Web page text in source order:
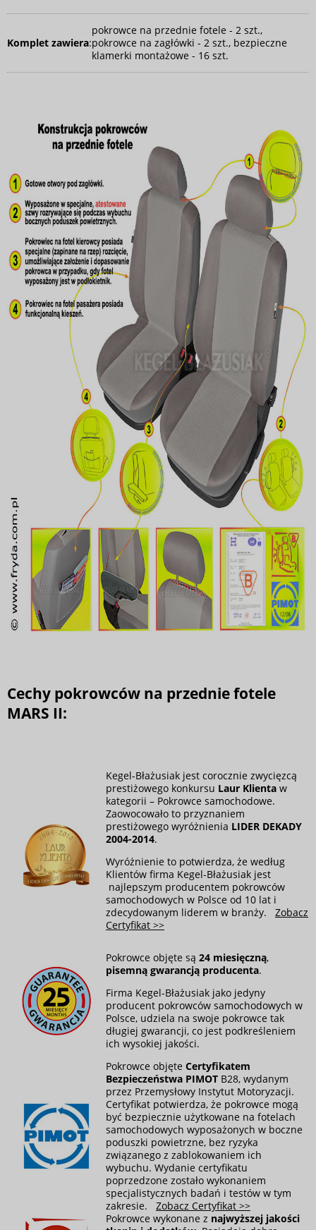
Komplet zawiera:
pokrowce na przednie fotele - 2 szt.,
pokrowce na zagłówki - 2 szt., bezpieczne
klamerki montażowe - 16 szt.
Cechy pokrowców na przednie fotele
MARS II:
Kegel-Błażusiak jest corocznie zwycięzcą
prestiżowego konkursu Laur Klienta w
kategorii – Pokrowce samochodowe.
Zaowocowało to przyznaniem
prestiżowego wyróżnienia LIDER DEKADY
2004-2014.
Wyróżnienie to potwierdza, że według
Klientów firma Kegel-Błażusiak jest
najlepszym producentem pokrowców
samochodowych w Polsce od 10 lat i
zdecydowanym liderem w branży. Zobacz
Certyfikat >>
Pokrowce objęte są 24 miesięczną,
pisemną gwarancją producenta.
Firma Kegel-Błażusiak jako jedyny
producent pokrowców samochodowych w
Polsce, udziela na swoje pokrowce tak
długiej gwarancji, co jest podkreśleniem
ich wysokiej jakości.
Pokrowce objęte Certyfikatem
Bezpieczeństwa PIMOT B28, wydanym
przez Przemysłowy Instytut Motoryzacji.
Certyfikat potwierdza, że pokrowce mogą
być bezpiecznie użytkowane na fotelach
samochodowych wyposażonych w boczne
poduszki powietrzne, bez ryzyka
związanego z zablokowaniem ich
wybuchu. Wydanie certyfikatu
poprzedzone zostało wykonaniem
specjalistycznych badań i testów w tym
zakresie. Zobacz Certyfikat >>
Pokrowce wykonane z najwyższej jakości